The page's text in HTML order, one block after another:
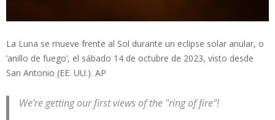
La Luna se mueve frente al Sol durante un eclipse solar anular, o
‘anillo de fuego’, el sábado 14 de octubre de 2023, visto desde
San Antonio (EE. UU.). AP
We're getting our first views of the "ring of fire"!